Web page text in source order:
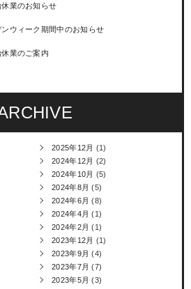
業のお知らせ
ンウィーク期間中のお知らせ
業のご案内
2025年12月 (1)
2024年12月 (2)
2024年10月 (5)
2024年8月 (5)
2024年6月 (8)
2024年4月 (1)
2024年2月 (1)
2023年12月 (1)
2023年9月 (4)
2023年7月 (7)
2023年5月 (3)